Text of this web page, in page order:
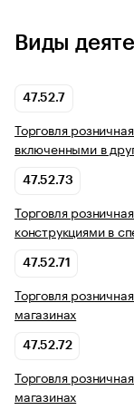
Виды
47.52.7
Торговля
включенными в
47.52.73
Торговля
конструкциями в
47.52.71
Торговля
магазинах
47.52.72
Торговля
магазинах